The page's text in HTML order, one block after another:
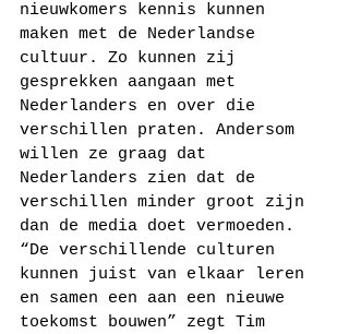
nieuwkomers kennis kunnen
maken met de Nederlandse
cultuur. Zo kunnen zij
gesprekken aangaan met
Nederlanders en over die
verschillen praten. Andersom
willen ze graag dat
Nederlanders zien dat de
verschillen minder groot zijn
dan de media doet vermoeden.
“De verschillende culturen
kunnen juist van elkaar leren
en samen een aan een nieuwe
toekomst bouwen” zegt Tim